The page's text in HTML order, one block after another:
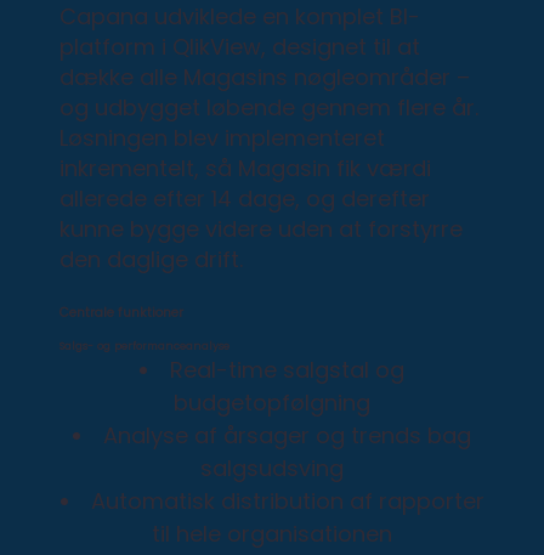
Capana udviklede en komplet BI-
platform i QlikView, designet til at
dække alle Magasins nøgleområder –
og udbygget løbende gennem flere år.
Løsningen blev implementeret
inkrementelt, så Magasin fik værdi
allerede efter 14 dage, og derefter
kunne bygge videre uden at forstyrre
den daglige drift.
Centrale funktioner
Salgs- og performanceanalyse
Real-time salgstal og
budgetopfølgning
Analyse af årsager og trends bag
salgsudsving
Automatisk distribution af rapporter
til hele organisationen